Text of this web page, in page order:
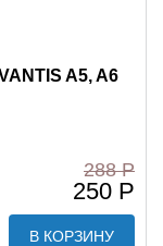
A5, A6
288 Р
250 Р
В КОРЗИНУ